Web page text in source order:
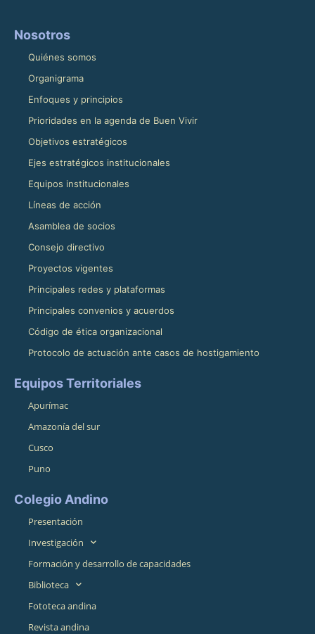
Nosotros
Quiénes somos
Organigrama
Enfoques y principios
Prioridades en la agenda de Buen Vivir
Objetivos estratégicos
Ejes estratégicos institucionales
Equipos institucionales
Líneas de acción
Asamblea de socios
Consejo directivo
Proyectos vigentes
Principales redes y plataformas
Principales convenios y acuerdos
Código de ética organizacional
Protocolo de actuación ante casos de hostigamiento
Equipos Territoriales
Apurímac
Amazonía del sur
Cusco
Puno
Colegio Andino
Presentación
Investigación
Formación y desarrollo de capacidades
Biblioteca
Fototeca andina
Revista andina